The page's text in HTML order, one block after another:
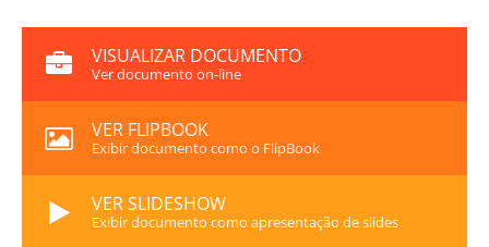
VISUALIZAR DOCUMENTO
Ver documento on-line
VER FLIPBOOK
Exibir documento como o FlipBook
VER SLIDESHOW
Exibir documento como apresentação de slides